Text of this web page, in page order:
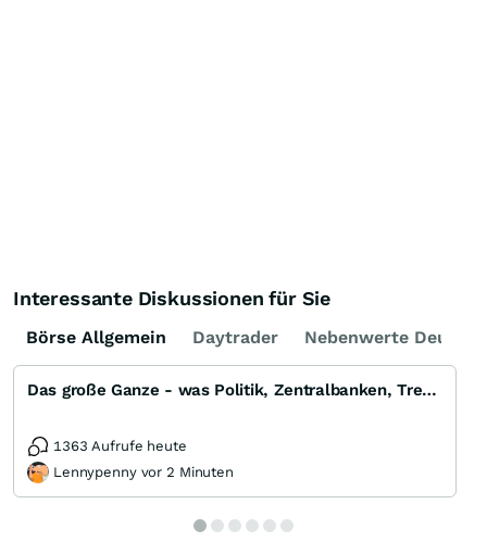
Interessante Diskussionen für Sie
Börse Allgemein Daytrader Nebenwerte
Das große Ganze - was Politik, Zentralbanken, Trends, Medien und Gesellschaft mit Aktien, Rohstoffen
1363 Aufrufe heute
Lennypenny vor 2 Minuten